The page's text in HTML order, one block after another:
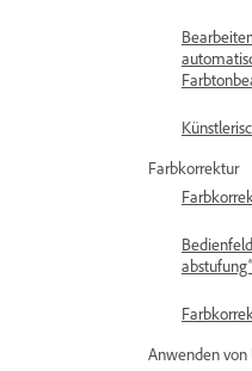
Farbkorrektur
abstufung“
Anwenden